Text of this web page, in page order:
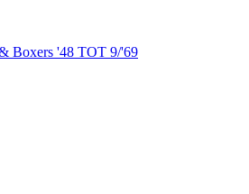
Boxers '48 TOT 9/'69